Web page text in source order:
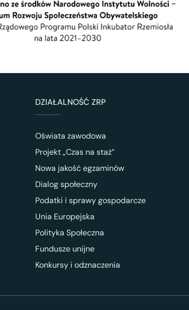
DZIAŁALNOŚĆ ZRP
Oświata zawodowa
Projekt „Czas na staż”
Nowa jakość egzaminów
Dialog społeczny
Podatki i sprawy gospodarcze
Unia Europejska
Polityka Społeczna
Fundusze unijne
Konkursy i odznaczenia